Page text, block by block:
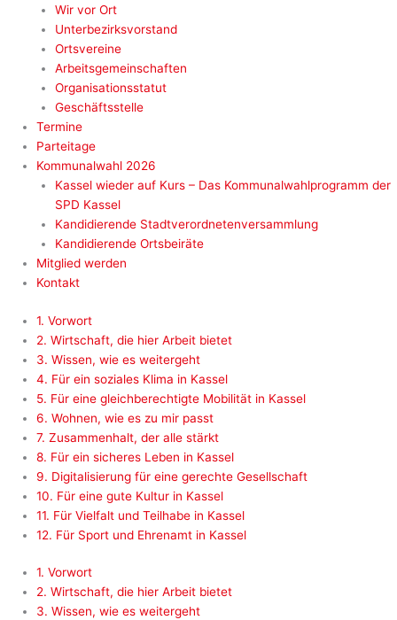
Wir vor Ort
Unterbezirksvorstand
Ortsvereine
Arbeitsgemeinschaften
Organisationsstatut
Geschäftsstelle
Termine
Parteitage
Kommunalwahl 2026
Kassel wieder auf Kurs – Das Kommunalwahlprogramm der
SPD Kassel
Kandidierende Stadtverordnetenversammlung
Kandidierende Ortsbeiräte
Mitglied werden
Kontakt
1. Vorwort
2. Wirtschaft, die hier Arbeit bietet
3. Wissen, wie es weitergeht
4. Für ein soziales Klima in Kassel
5. Für eine gleichberechtigte Mobilität in Kassel
6. Wohnen, wie es zu mir passt
7. Zusammenhalt, der alle stärkt
8. Für ein sicheres Leben in Kassel
9. Digitalisierung für eine gerechte Gesellschaft
10. Für eine gute Kultur in Kassel
11. Für Vielfalt und Teilhabe in Kassel
12. Für Sport und Ehrenamt in Kassel
1. Vorwort
2. Wirtschaft, die hier Arbeit bietet
3. Wissen, wie es weitergeht